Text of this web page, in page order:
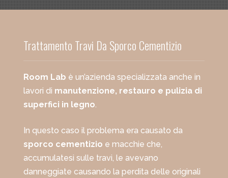
Trattamento Travi Da Sporco Cementizio
Room Lab è un’azienda specializzata anche in
lavori di manutenzione, restauro e pulizia di
superfici in legno.
In questo caso il problema era causato da
sporco cementizio e macchie che,
accumulatesi sulle travi, le avevano
danneggiate causando la perdita delle originali